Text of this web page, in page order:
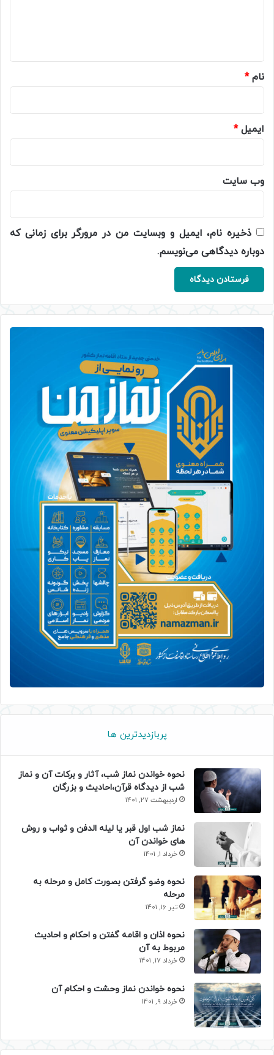
نام*
ایمیل*
وب‌ سایت
ذخیره نام، ایمیل و وبسایت من در مرورگر برای زمانی که
دوباره دیدگاهی می‌نویسم.
پربازدیدترین ها
نحوه خواندن نماز شب، آثار و برکات آن و نماز
شب از دیدگاه قرآن،احادیث و بزرگان
اردیبهشت 27, 1401
نماز شب اول قبر یا لیله الدفن و ثواب و روش
های خواندن آن
خرداد 1, 1401
نحوه وضو گرفتن بصورت کامل و مرحله به
مرحله
تیر 16, 1401
نحوه اذان و اقامه گفتن و احکام و احادیث
مربوط به آن
خرداد 17, 1401
نحوه خواندن نماز وحشت و احکام آن
خرداد 9, 1401